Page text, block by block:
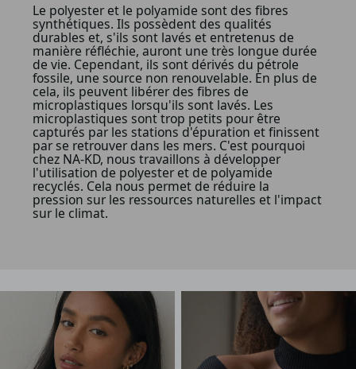
Le polyester et le polyamide sont des fibres
synthétiques. Ils possèdent des qualités
durables et, s'ils sont lavés et entretenus de
manière réfléchie, auront une très longue durée
de vie. Cependant, ils sont dérivés du pétrole
fossile, une source non renouvelable. En plus de
cela, ils peuvent libérer des fibres de
microplastiques lorsqu'ils sont lavés. Les
microplastiques sont trop petits pour être
capturés par les stations d'épuration et finissent
par se retrouver dans les mers. C'est pourquoi
chez NA-KD, nous travaillons à développer
l'utilisation de polyester et de polyamide
recyclés. Cela nous permet de réduire la
pression sur les ressources naturelles et l'impact
sur le climat.